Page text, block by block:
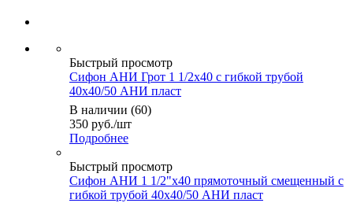
Быстрый просмотр
Сифон АНИ Грот 1 1/2х40 с гибкой трубой
40х40/50 АНИ пласт
В наличии (60)
350 руб./шт
Подробнее
Быстрый просмотр
Сифон АНИ 1 1/2"х40 прямоточный смещенный с
гибкой трубой 40х40/50 АНИ пласт